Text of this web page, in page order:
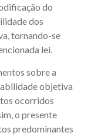
do
dos
tornando-se
lei.
sobre a
objetiva
ocorridos
o presente
predominantes